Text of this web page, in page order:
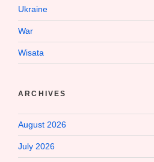
Ukraine
War
Wisata
ARCHIVES
August 2026
July 2026